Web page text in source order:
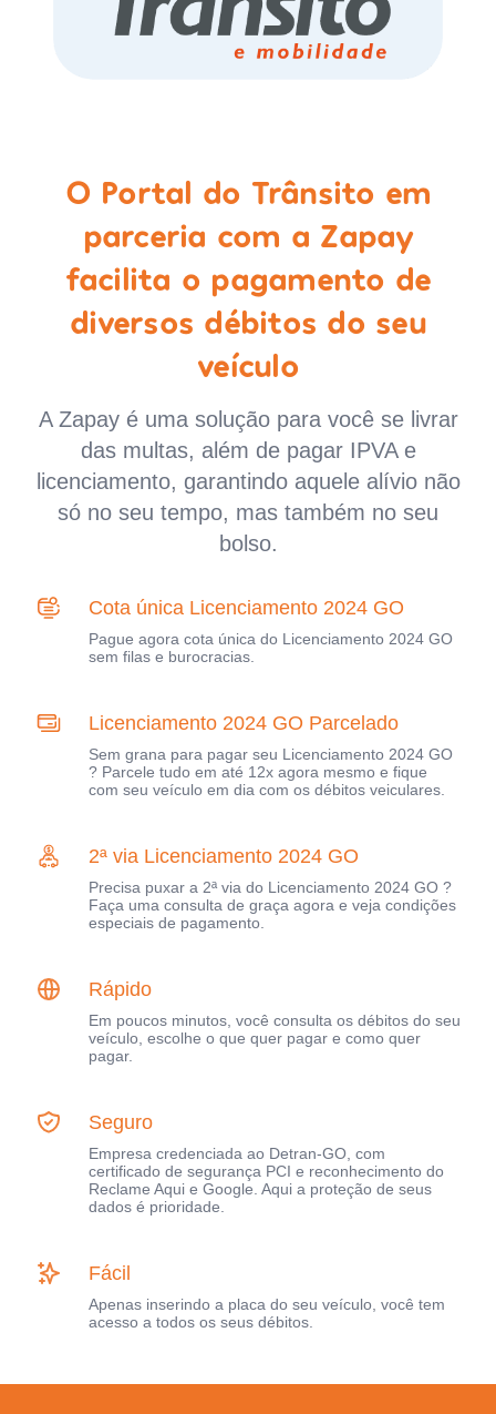
O Portal do Trânsito em
parceria com a Zapay
facilita o pagamento de
diversos débitos do seu
veículo
A Zapay é uma solução para você se livrar
das multas, além de pagar IPVA e
licenciamento, garantindo aquele alívio não
só no seu tempo, mas também no seu
bolso.
Cota única Licenciamento 2024 GO
Pague agora cota única do Licenciamento 2024 GO
sem filas e burocracias.
Licenciamento 2024 GO Parcelado
Sem grana para pagar seu Licenciamento 2024 GO
? Parcele tudo em até 12x agora mesmo e fique
com seu veículo em dia com os débitos veiculares.
2ª via Licenciamento 2024 GO
Precisa puxar a 2ª via do Licenciamento 2024 GO ?
Faça uma consulta de graça agora e veja condições
especiais de pagamento.
Rápido
Em poucos minutos, você consulta os débitos do seu
veículo, escolhe o que quer pagar e como quer
pagar.
Seguro
Empresa credenciada ao Detran-GO, com
certificado de segurança PCI e reconhecimento do
Reclame Aqui e Google. Aqui a proteção de seus
dados é prioridade.
Fácil
Apenas inserindo a placa do seu veículo, você tem
acesso a todos os seus débitos.